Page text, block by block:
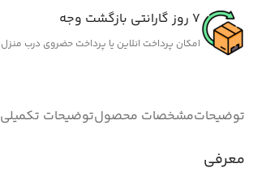
7 روز گارانتی بازگشت وجه
امکان پرداخت انلاین یا پرداخت حضروی درب منزل
توضیحاتمشخصات محصولتوضیحات تکمیلی
معرفی